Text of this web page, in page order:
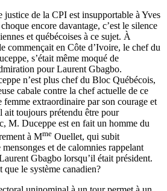
de la CPI est insupportable à Yves
encore davantage, c’est le silence
et québécoises à ce sujet. À
commençait en Côte d’Ivoire, le chef du
s’était même moqué de
pour Laurent Gbagbo.
n’est plus chef du Bloc Québécois,
cabale contre la chef actuelle de ce
extraordinaire par son courage et
ait toujours prétendu être pour
M. Duceppe est en fait un homme du
à Mme Ouellet, qui subit
et de calomnies rappelant
Gbagbo lorsqu’il était président.
que le système canadien?